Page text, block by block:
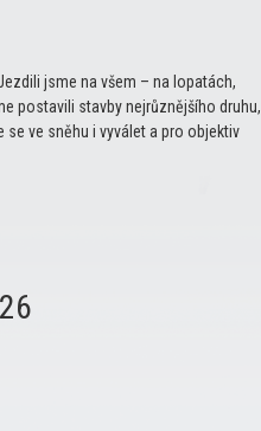
jsme na všem – na lopatách,
postavili stavby nejrůznějšího druhu,
ve sněhu i vyválet a pro objektiv